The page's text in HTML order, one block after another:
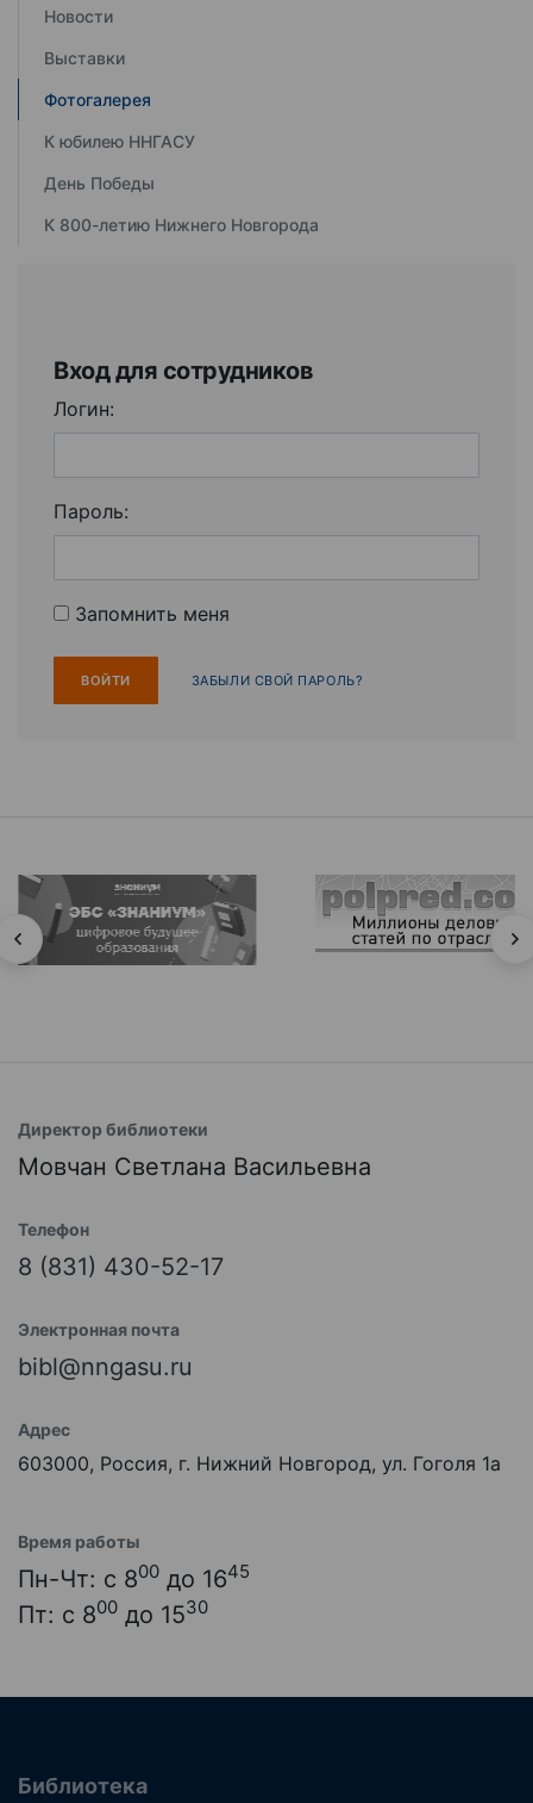
Новости
Выставки
Фотогалерея
К юбилею ННГАСУ
День Победы
К 800-летию Нижнего Новгорода
Вход для сотрудников
Логин:
Пароль:
Запомнить меня
ЗАБЫЛИ СВОЙ ПАРОЛЬ?
Директор библиотеки
Мовчан Светлана Васильевна
Телефон
8 (831) 430-52-17
Электронная почта
bibl@nngasu.ru
Адрес
603000, Россия, г. Нижний Новгород, ул. Гоголя 1а
Время работы
Пн-Чт: с 800 до 1645
Пт: с 800 до 1530
Библиотека